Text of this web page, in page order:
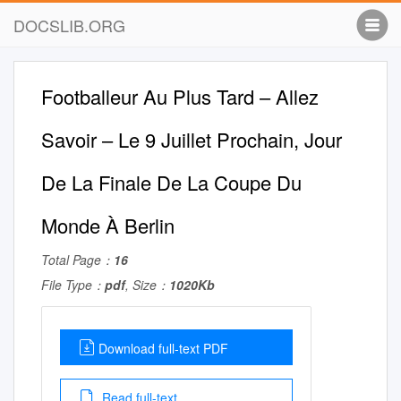
DOCSLIB.ORG
Footballeur Au Plus Tard – Allez
Savoir – Le 9 Juillet Prochain, Jour
De La Finale De La Coupe Du
Monde À Berlin
Total Page： 16
File Type： pdf, Size： 1020Kb
Download full-text PDF
Read full-text